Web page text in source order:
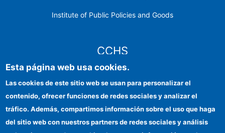
Institute of Public Policies and Goods
CCHS
Institutional identity
Esta página web usa cookies.
Las cookies de este sitio web se usan para personalizar el
contenido, ofrecer funciones de redes sociales y analizar el
tráfico. Además, compartimos información sobre el uso que haga
del sitio web con nuestros partners de redes sociales y análisis